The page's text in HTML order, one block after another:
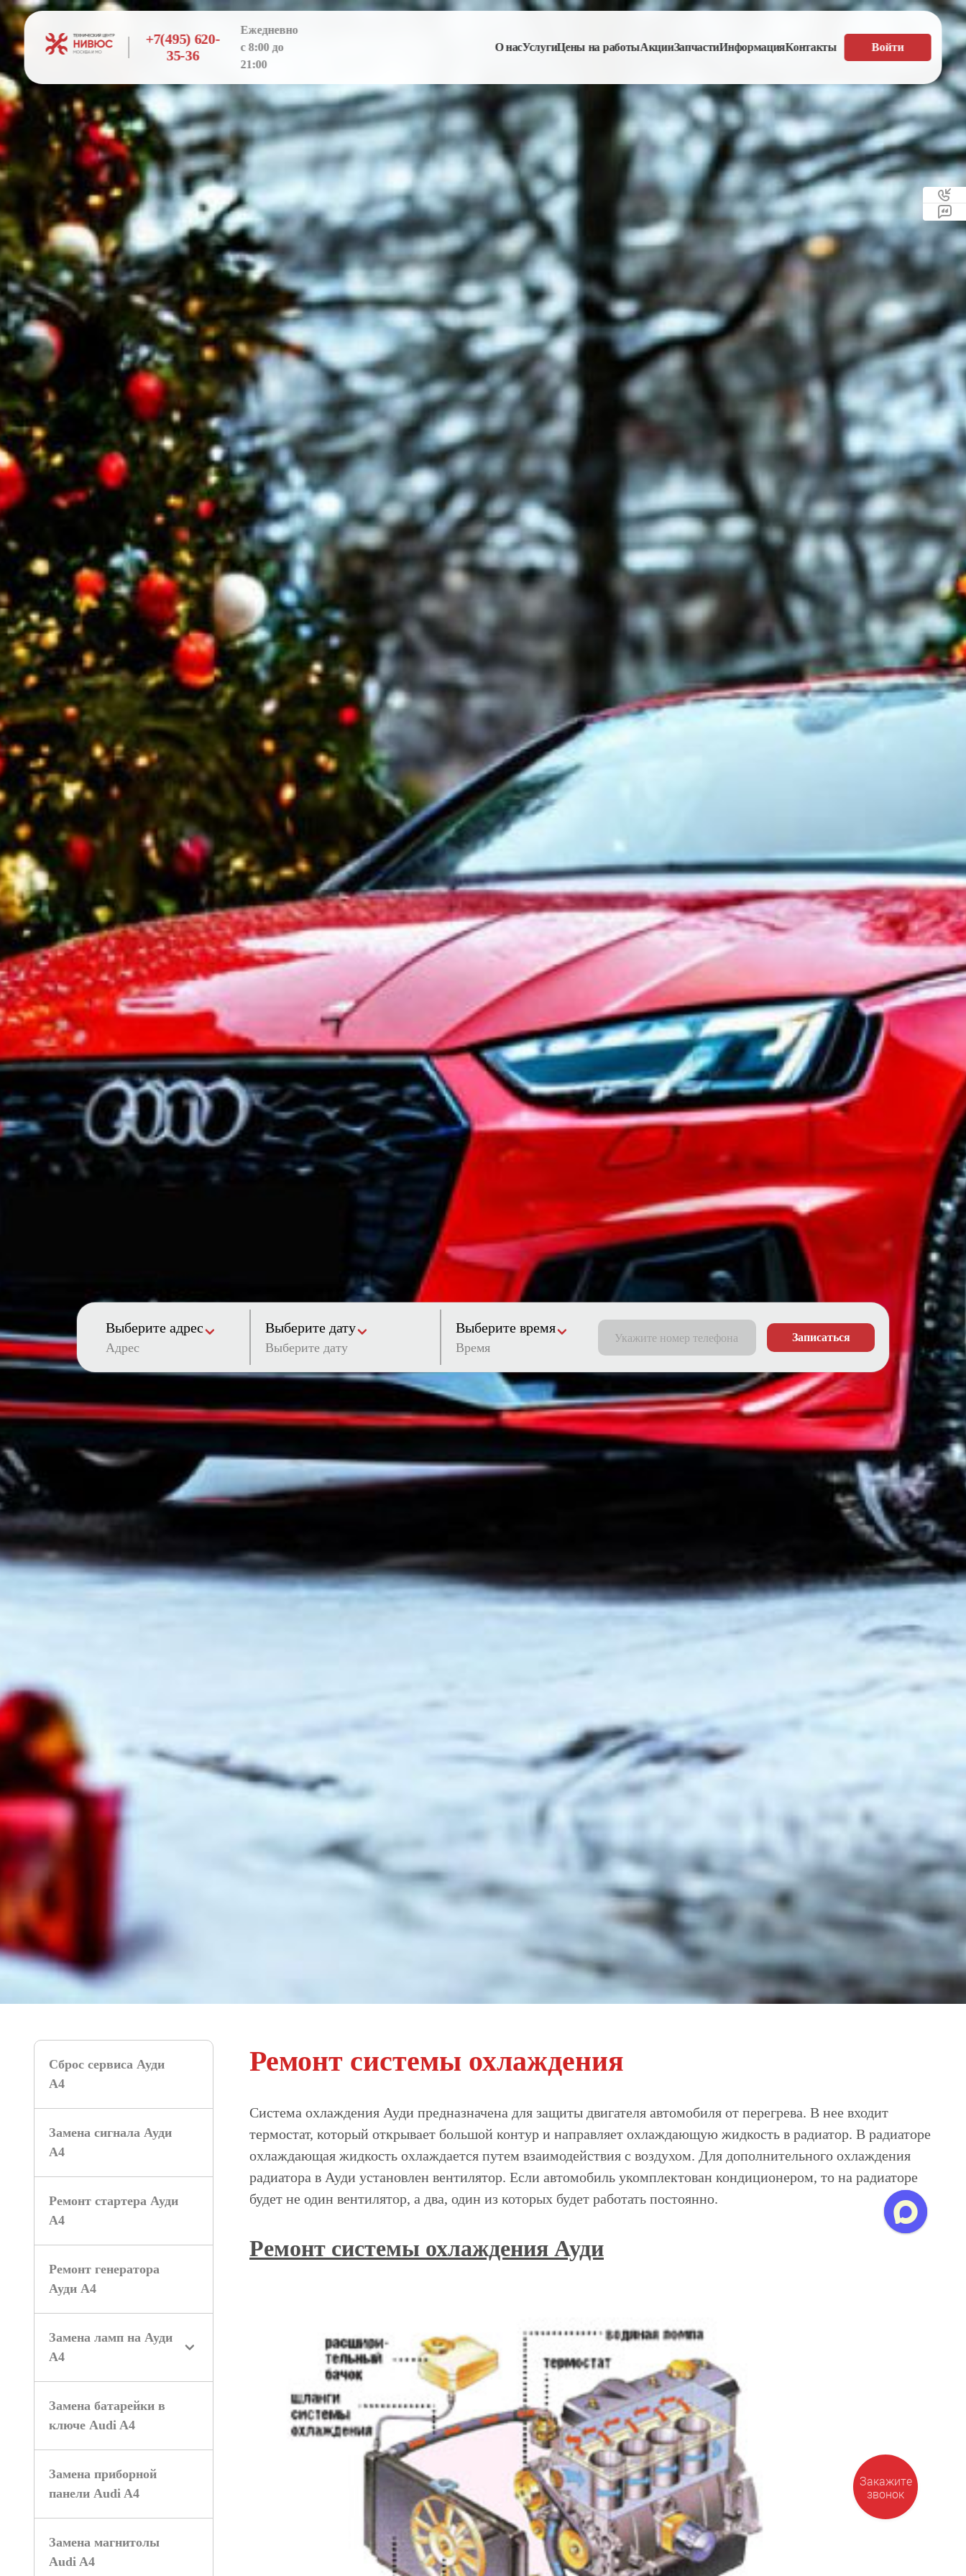
+7(495) 620-
35-36
Ежедневно
с 8:00 до
21:00
О насУслугиЦены на работыАкцииЗапчастиИнформацияКонтакты Войти
Выберите адрес
Адрес
Выберите дату Выберите время
Время
Записаться
Сброс сервиса Ауди
А4
Замена сигнала Ауди
А4
Ремонт стартера Ауди
А4
Ремонт генератора
Ауди А4
Замена ламп на Ауди
А4
Замена батарейки в
ключе Audi A4
Замена приборной
панели Audi A4
Замена магнитолы
Audi A4
Ремонт системы охлаждения
Система охлаждения Ауди предназначена для защиты двигателя автомобиля от перегрева. В нее входит
термостат, который открывает большой контур и направляет охлаждающую жидкость в радиатор. В радиаторе
охлаждающая жидкость охлаждается путем взаимодействия с воздухом. Для дополнительного охлаждения
радиатора в Ауди установлен вентилятор. Если автомобиль укомплектован кондиционером, то на радиаторе
будет не один вентилятор, а два, один из которых будет работать постоянно.
Ремонт системы охлаждения Ауди
Закажите
звонок